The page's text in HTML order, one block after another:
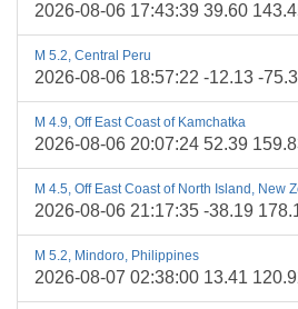
2026-08-06 17:43:39 39.60
M 5.2, Central Peru
2026-08-06 18:57:22 -12.13 -
M 4.9, Off East Coast of Kamchatka
2026-08-06 20:07:24 52.39
M 4.5, Off East Coast of North Island, New
2026-08-06 21:17:35 -38.19
M 5.2, Mindoro, Philippines
2026-08-07 02:38:00 13.41